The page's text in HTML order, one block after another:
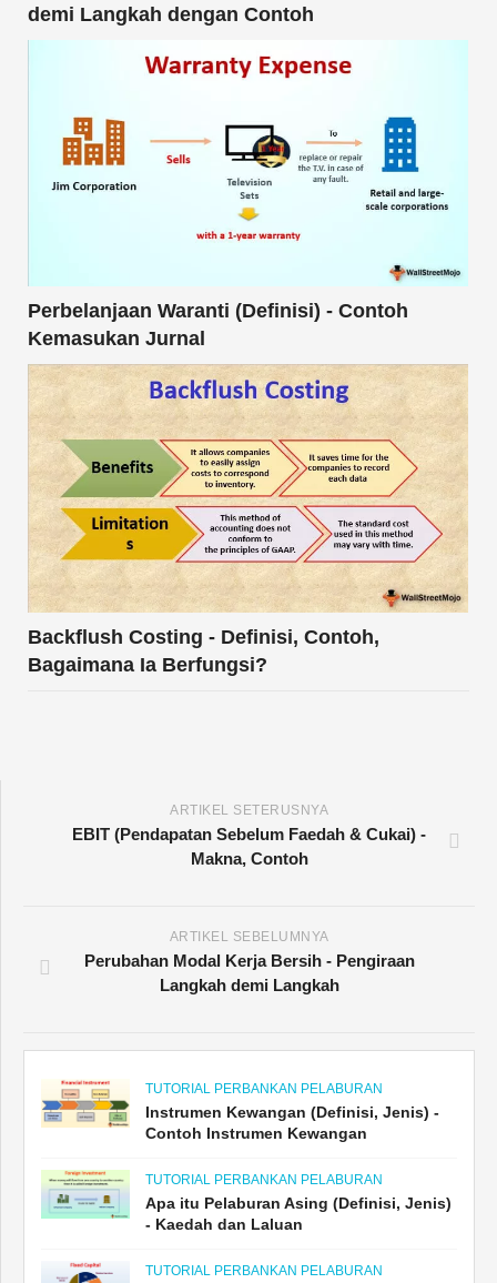
demi Langkah dengan Contoh
Perbelanjaan Waranti (Definisi) - Contoh
Kemasukan Jurnal
Backflush Costing - Definisi, Contoh,
Bagaimana Ia Berfungsi?
ARTIKEL SETERUSNYA
EBIT (Pendapatan Sebelum Faedah & Cukai) -
Makna, Contoh
ARTIKEL SEBELUMNYA
Perubahan Modal Kerja Bersih - Pengiraan
Langkah demi Langkah
TUTORIAL PERBANKAN PELABURAN
Instrumen Kewangan (Definisi, Jenis) -
Contoh Instrumen Kewangan
TUTORIAL PERBANKAN PELABURAN
Apa itu Pelaburan Asing (Definisi, Jenis)
- Kaedah dan Laluan
TUTORIAL PERBANKAN PELABURAN